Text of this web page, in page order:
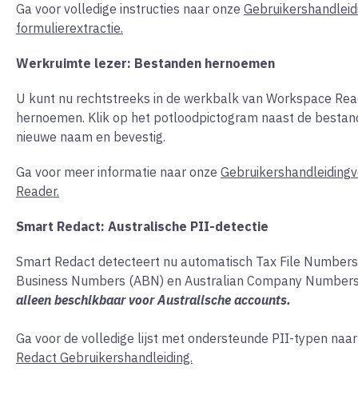
Ga voor volledige instructies naar onze
formulierextractie.
Werkruimte lezer: Bestanden hernoemen
U kunt nu rechtstreeks in de werkbalk van Workspace
hernoemen. Klik op het potloodpictogram naast de
nieuwe naam en bevestig.
Ga voor meer informatie naar onze Gebruikershandleiding
Reader.
Smart Redact: Australische PII-detectie
Smart Redact detecteert nu automatisch Tax File
Business Numbers (ABN) en Australian Company
alleen beschikbaar voor Australische accounts.
Ga voor de volledige lijst met ondersteunde PII-typen
Redact Gebruikershandleiding.